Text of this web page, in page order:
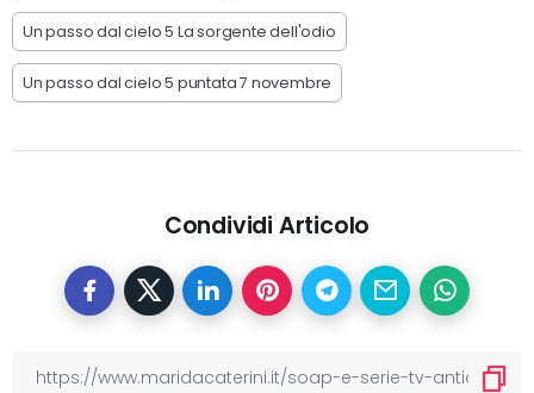
Un passo dal cielo 5 La sorgente dell'odio
Un passo dal cielo 5 puntata 7 novembre
Condividi Articolo